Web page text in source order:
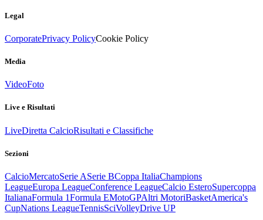
Legal
CorporatePrivacy PolicyCookie Policy
Media
VideoFoto
Live e Risultati
LiveDiretta CalcioRisultati e Classifiche
Sezioni
CalcioMercatoSerie ASerie BCoppa ItaliaChampions
LeagueEuropa LeagueConference LeagueCalcio EsteroSupercoppa
ItalianaFormula 1Formula EMotoGPAltri MotoriBasketAmerica's
CupNations LeagueTennisSciVolleyDrive UP